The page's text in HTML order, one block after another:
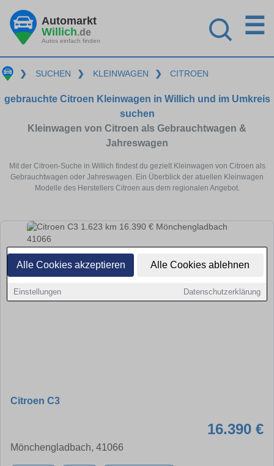
Alle Cookies akzeptieren Alle Cookies ablehnen
Einstellungen Datenschutzerklärung
Automarkt
Willich.de
Autos einfach finden
☰
❯ SUCHEN ❯ KLEINWAGEN ❯ CITROEN
gebrauchte Citroen Kleinwagen in Willich und im Umkreis
suchen
Kleinwagen von Citroen als Gebrauchtwagen &
Jahreswagen
Mit der Citroen-Suche in Willich findest du gezielt Kleinwagen von Citroen als
Gebrauchtwagen oder Jahreswagen. Ein Überblick der atuellen Kleinwagen
Modelle des Herstellers Citroen aus dem regionalen Angebot.
Citroen C3
16.390 €
Mönchengladbach, 41066